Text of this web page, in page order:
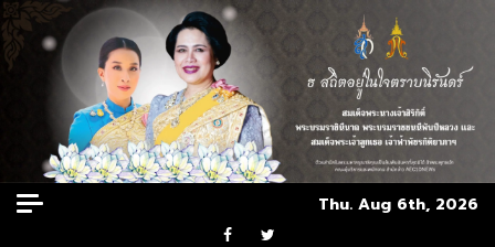
Skip
to
Thu. Aug 6th, 2026
Facebook
Twitter